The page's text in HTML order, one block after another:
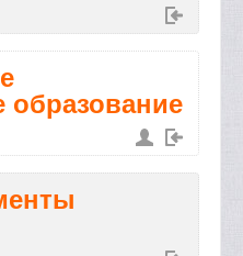
образование